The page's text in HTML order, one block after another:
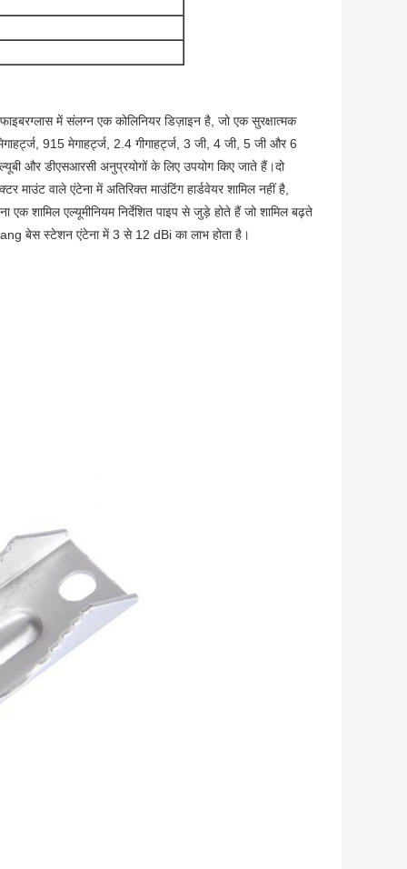
में संलग्न एक कोलिनियर डिज़ाइन है, जो एक सुरक्षात्मक
915 मेगाहर्ट्ज, 2.4 गीगाहर्ट्ज, 3 जी, 4 जी, 5 जी और 6
और डीएसआरसी अनुप्रयोगों के लिए उपयोग किए जाते हैं।दो
वाले एंटेना में अतिरिक्त माउंटिंग हार्डवेयर शामिल नहीं है,
शामिल एल्यूमीनियम निर्देशित पाइप से जुड़े होते हैं जो शामिल बढ़ते
बेस स्टेशन एंटेना में 3 से 12 dBi का लाभ होता है।